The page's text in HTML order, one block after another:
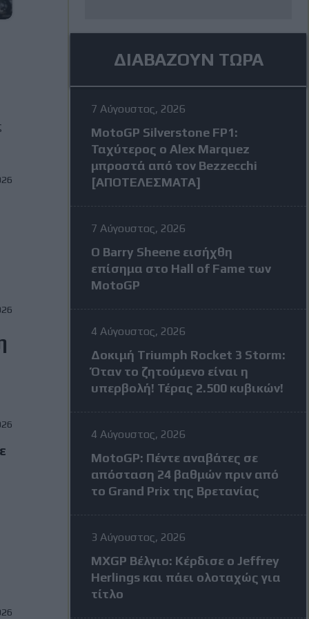
ΔΙΑΒΑΖΟΥΝ ΤΩΡΑ
7 Αύγουστος, 2026
MotoGP Silverstone FP1:
Ταχύτερος ο Alex Marquez
μπροστά από τον Bezzecchi
[ΑΠΟΤΕΛΕΣΜΑΤΑ]
7 Αύγουστος, 2026
Ο Barry Sheene εισήχθη
επίσημα στο Hall of Fame των
MotoGP
4 Αύγουστος, 2026
Δοκιμή Triumph Rocket 3 Storm:
Όταν το ζητούμενο είναι η
υπερβολή! Τέρας 2.500 κυβικών!
4 Αύγουστος, 2026
MotoGP: Πέντε αναβάτες σε
απόσταση 24 βαθμών πριν από
το Grand Prix της Βρετανίας
3 Αύγουστος, 2026
MXGP Βέλγιο: Κέρδισε ο Jeffrey
Herlings και πάει ολοταχώς για
τίτλο